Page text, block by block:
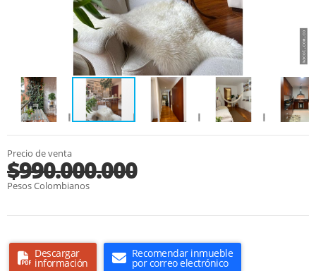
Precio de venta
$990.000.000
Pesos Colombianos
Descargar
información
Recomendar inmueble
por correo electrónico